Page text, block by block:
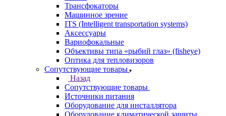
Трансфокаторы
Машинное зрение
ITS (Intelligent transportation systems)
Аксессуары
Вариофокальные
Объективы типа «рыбий глаз» (fisheye)
Оптика для тепловизоров
Сопутствующие товары
Назад
Сопутствующие товары
Источники питания
Оборудование для инсталлятора
Оборудование климатической защиты